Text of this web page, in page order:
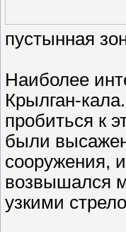
пустынная
Наиболее
Крылган-
пробиться к
были
сооружения,
возвышался
узкими